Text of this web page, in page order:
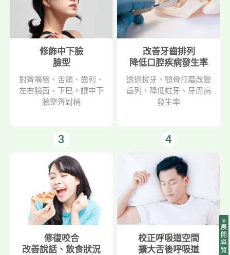
修飾中下臉
臉型
對齊嘴唇、舌頭、齒列、
左右臉面、下巴，讓中下
臉整齊對稱
改善牙齒排列
降低口腔疾病發生率
透過拔牙、顎骨打磨改變
齒列，降低蛀牙、牙周病
發生率
3
修復咬合
改善說話、飲食狀況
4
校正呼吸道空間
擴大舌後呼吸道
展
開
導
覽